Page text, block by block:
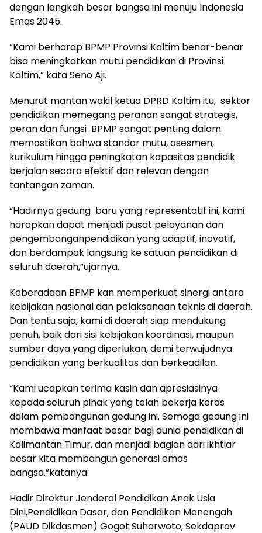
dengan langkah besar bangsa ini menuju Indonesia
Emas 2045.
“Kami berharap BPMP Provinsi Kaltim benar-benar
bisa meningkatkan mutu pendidikan di Provinsi
Kaltim,” kata Seno Aji.
Menurut mantan wakil ketua DPRD Kaltim itu, sektor
pendidikan memegang peranan sangat strategis,
peran dan fungsi BPMP sangat penting dalam
memastikan bahwa standar mutu, asesmen,
kurikulum hingga peningkatan kapasitas pendidik
berjalan secara efektif dan relevan dengan
tantangan zaman.
“Hadirnya gedung baru yang representatif ini, kami
harapkan dapat menjadi pusat pelayanan dan
pengembanganpendidikan yang adaptif, inovatif,
dan berdampak langsung ke satuan pendidikan di
seluruh daerah,”ujarnya.
Keberadaan BPMP kan memperkuat sinergi antara
kebijakan nasional dan pelaksanaan teknis di daerah.
Dan tentu saja, kami di daerah siap mendukung
penuh, baik dari sisi kebijakan.koordinasi, maupun
sumber daya yang diperlukan, demi terwujudnya
pendidikan yang berkualitas dan berkeadilan.
“Kami ucapkan terima kasih dan apresiasinya
kepada seluruh pihak yang telah bekerja keras
dalam pembangunan gedung ini. Semoga gedung ini
membawa manfaat besar bagi dunia pendidikan di
Kalimantan Timur, dan menjadi bagian dari ikhtiar
besar kita membangun generasi emas
bangsa.”katanya.
Hadir Direktur Jenderal Pendidikan Anak Usia
Dini,Pendidikan Dasar, dan Pendidikan Menengah
(PAUD Dikdasmen) Gogot Suharwoto, Sekdaprov